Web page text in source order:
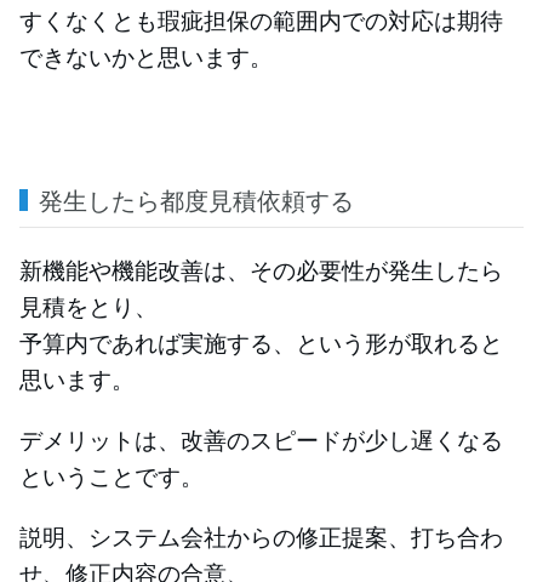
すくなくとも瑕疵担保の範囲内での対応は期待
できないかと思います。
発生したら都度見積依頼する
新機能や機能改善は、その必要性が発生したら
見積をとり、
予算内であれば実施する、という形が取れると
思います。
デメリットは、改善のスピードが少し遅くなる
ということです。
説明、システム会社からの修正提案、打ち合わ
せ、修正内容の合意、